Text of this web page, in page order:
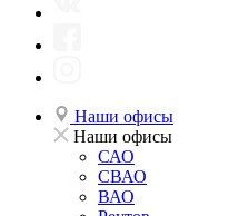
Наши офисы
Наши офисы
САО
СВАО
ВАО